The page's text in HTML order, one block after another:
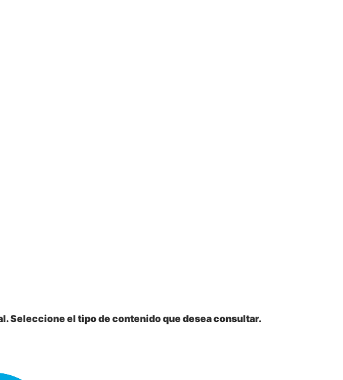
Seleccione el tipo de contenido que desea consultar.